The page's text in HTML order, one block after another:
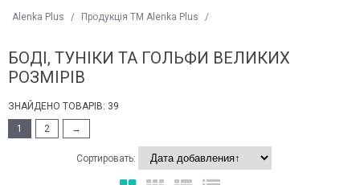
Alenka Plus / Продукція ТМ Alenka Plus /
БОДІ, ТУНІКИ ТА ГОЛЬФИ ВЕЛИКИХ
РОЗМІРІВ
ЗНАЙДЕНО ТОВАРІВ: 39
1
2 →
Сортировать: